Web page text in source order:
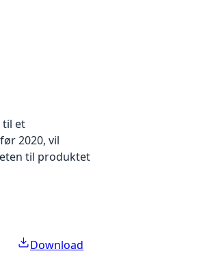
til et
2020, vil
til produktet
Download